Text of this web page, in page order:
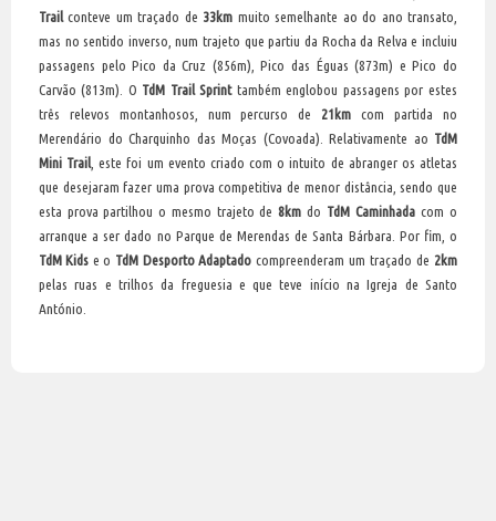
Trailconteve um traçado de 33km muito semelhante ao do ano transato,
mas no sentido inverso, num trajeto que partiu da Rocha da Relva e incluiu
passagens pelo Pico da Cruz (856m), Pico das Éguas (873m) e Pico do
Carvão (813m). O TdM Trail Sprinttambém englobou passagens por estes
três relevos montanhosos, num percurso de 21km com partida no
Merendário do Charquinho das Moças (Covoada). Relativamente ao TdM
Mini Trail, este foi um evento criado com o intuito de abranger os atletas
que desejaram fazer uma prova competitiva de menor distância, sendo que
esta prova partilhou o mesmo trajeto de 8km do TdM Caminhada com o
arranque a ser dado no Parque de Merendas de Santa Bárbara. Por fim, o
TdM Kids e o TdM Desporto Adaptado compreenderam um traçado de 2km
pelas ruas e trilhos da freguesia e que teve início na Igreja de Santo
António.